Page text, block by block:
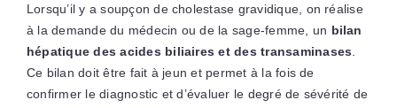
Lorsqu’il y a soupçon de cholestase gravidique, on réalise
à la demande du médecin ou de la sage-femme, un bilan
hépatique des acides biliaires et des transaminases
Ce bilan doit être fait à jeun et permet à la fois de
confirmer le diagnostic et d’évaluer le degré de sévérité de